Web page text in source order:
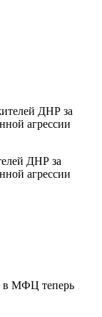
ДНР за
агрессии